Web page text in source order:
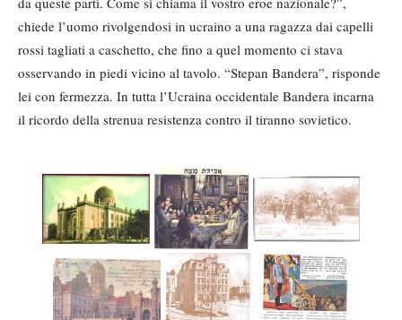
chiede l’uomo rivolgendosi in ucraino a una ragazza dai capelli
rossi tagliati a caschetto, che fino a quel momento ci stava
osservando in piedi vicino al tavolo. “Stepan Bandera”, risponde
lei con fermezza. In tutta l’Ucraina occidentale Bandera incarna
il ricordo della strenua resistenza contro il tiranno sovietico.